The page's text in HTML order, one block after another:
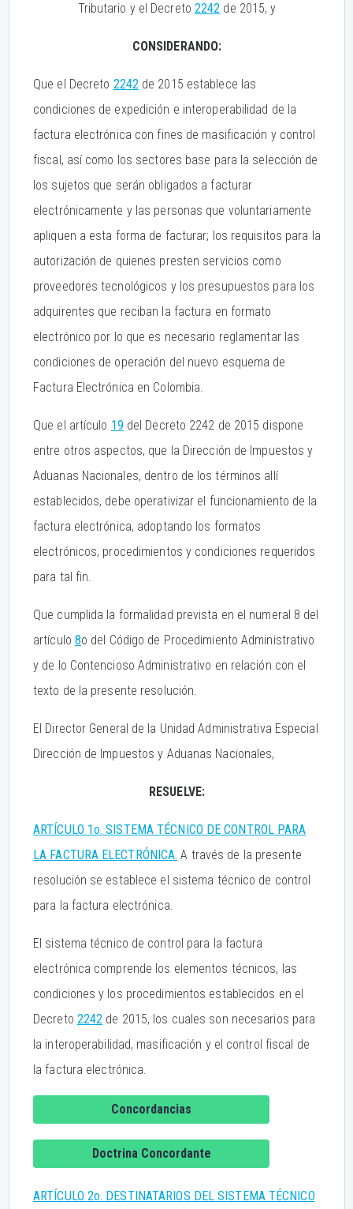
Tributario y el Decreto 2242 de 2015, y
CONSIDERANDO:
Que el Decreto 2242de 2015 establece las
condiciones de expedición e interoperabilidad de la
factura electrónica con fines de masificación y control
fiscal, así como los sectores base para la selección de
los sujetos que serán obligados a facturar
electrónicamente y las personas que voluntariamente
apliquen a esta forma de facturar; los requisitos para la
autorización de quienes presten servicios como
proveedores tecnológicos y los presupuestos para los
adquirentes que reciban la factura en formato
electrónico por lo que es necesario reglamentar las
condiciones de operación del nuevo esquema de
Factura Electrónica en Colombia.
Que el artículo 19 del Decreto 2242 de 2015 dispone
entre otros aspectos, que la Dirección de Impuestos y
Aduanas Nacionales, dentro de los términos allí
establecidos, debe operativizar el funcionamiento de la
factura electrónica, adoptando los formatos
electrónicos, procedimientos y condiciones requeridos
para tal fin.
Que cumplida la formalidad prevista en el numeral 8 del
artículo 8o del Código de Procedimiento Administrativo
y de lo Contencioso Administrativo en relación con el
texto de la presente resolución.
El Director General de la Unidad Administrativa Especial
Dirección de Impuestos y Aduanas Nacionales,
RESUELVE:
ARTÍCULO 1o. SISTEMA TÉCNICO DE CONTROL PARA
LA FACTURA ELECTRÓNICA. A través de la presente
resolución se establece el sistema técnico de control
para la factura electrónica.
El sistema técnico de control para la factura
electrónica comprende los elementos técnicos, las
condiciones y los procedimientos establecidos en el
Decreto 2242 de 2015, los cuales son necesarios para
la interoperabilidad, masificación y el control fiscal de
la factura electrónica.
Concordancias
Doctrina Concordante
ARTÍCULO 2o. DESTINATARIOS DEL SISTEMA TÉCNICO